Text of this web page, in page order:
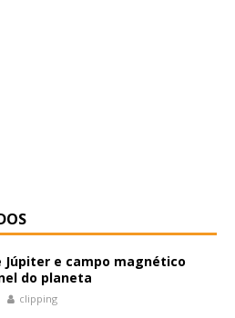
Júpiter e campo magnético
do planeta
clipping